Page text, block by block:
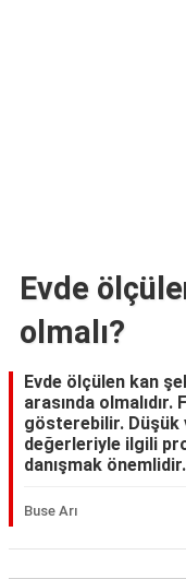
Evde
olmalı?
Evde ölçülen kan
arasında
gösterebilir. Düşük
değerleriyle ilgili
danışmak önemlidir.
Buse Arı